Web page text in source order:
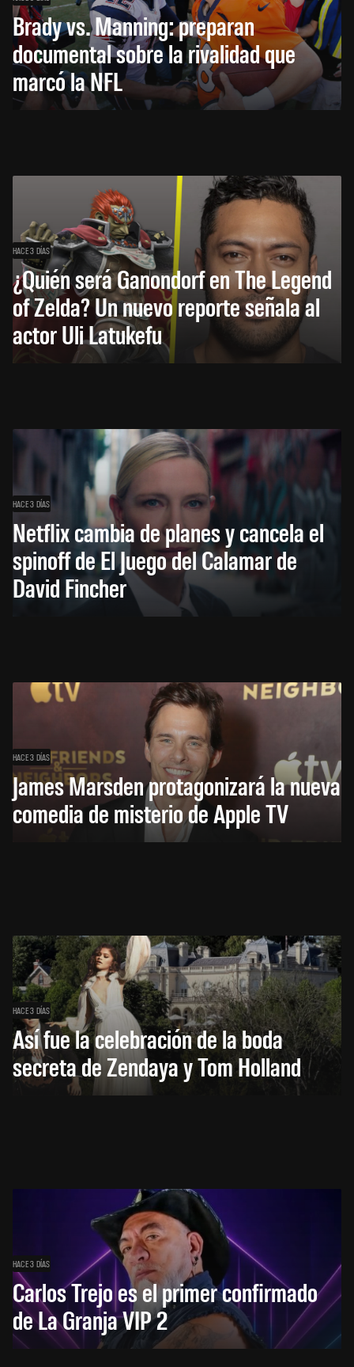
Brady vs. Manning: preparan
documental sobre la rivalidad que
marcó la NFL
HACE 3 DÍAS
¿Quién será Ganondorf en The Legend
of Zelda? Un nuevo reporte señala al
actor Uli Latukefu
HACE 3 DÍAS
Netflix cambia de planes y cancela el
spinoff de El Juego del Calamar de
David Fincher
HACE 3 DÍAS
James Marsden protagonizará la nueva
comedia de misterio de Apple TV
HACE 3 DÍAS
Así fue la celebración de la boda
secreta de Zendaya y Tom Holland
HACE 3 DÍAS
Carlos Trejo es el primer confirmado
de La Granja VIP 2